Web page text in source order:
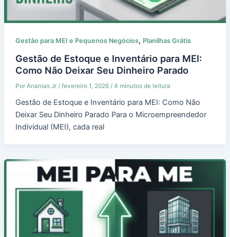
Gestão para MEI e Pequenos Negócios, Planilhas Grátis
Gestão de Estoque e Inventário para MEI:
Como Não Deixar Seu Dinheiro Parado
Por Ananias Jr / fevereiro 1, 2026 / 4 minutos de leitura
Gestão de Estoque e Inventário para MEI: Como Não
Deixar Seu Dinheiro Parado Para o Microempreendedor
Individual (MEI), cada real